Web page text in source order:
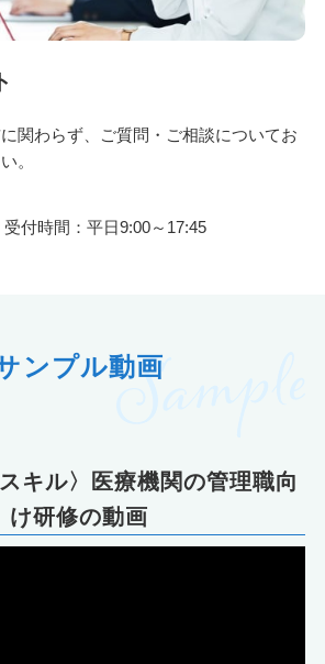
関わらず、ご質問・ご相談についてお
。
受付時間：平日9:00～17:45
ンプル動画
キル〉医療機関の管理職向
け研修の動画